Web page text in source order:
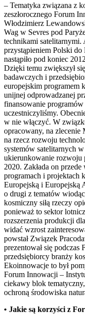
– Tematyka związana z
zeszłorocznego Forum
Włodzimierz
Wag w Sevres pod
technikami satelitarnymi.
przystąpieniem Polski
nastąpiło pod koniec
Dzięki temu zwiększył
badawczych i
europejskim programem
unijnej odprowadzanej
finansowanie
uczestniczyliśmy.
w nie włączyć. W
opracowany, na zlecenie
na rzecz rozwoju
systemów satelitarnych
ukierunkowanie rozwoju
2020. Zakłada on
programach i projektach
Europejską i Europejską
o drugi z tematów
kosmiczny siłą rzeczy
ponieważ to sektor
rozszerzenia produkcji
widać wzrost
powstał Związek
prezentował się
przedsiębiorcy branży
Ekoinnowacje to był
Forum Innowacji –
ciekawy blok
ochroną środowiska
• Jakie są korzyści z